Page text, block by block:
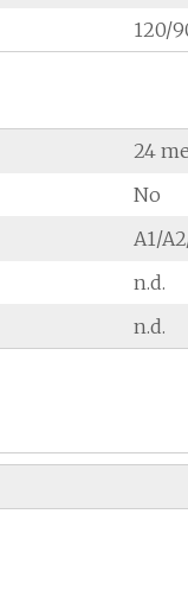
120/
24
No
A1/
n.d.
n.d.